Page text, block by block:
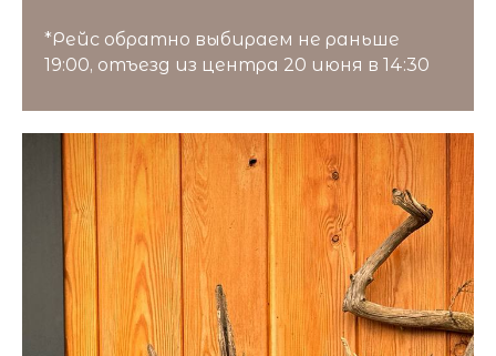
*Рейс обратно выбираем не раньше
19:00, отъезд из центра 20 июня в 14:30